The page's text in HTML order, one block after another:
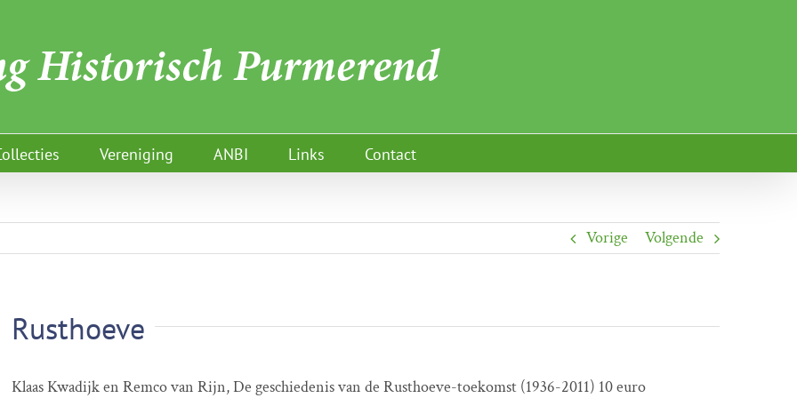
Vereniging ANBI Links Contact
Vorige Volgende
Rusthoeve
Klaas Kwadijk en Remco van Rijn, De geschiedenis van de Rusthoeve-toekomst (1936-2011) 10 euro